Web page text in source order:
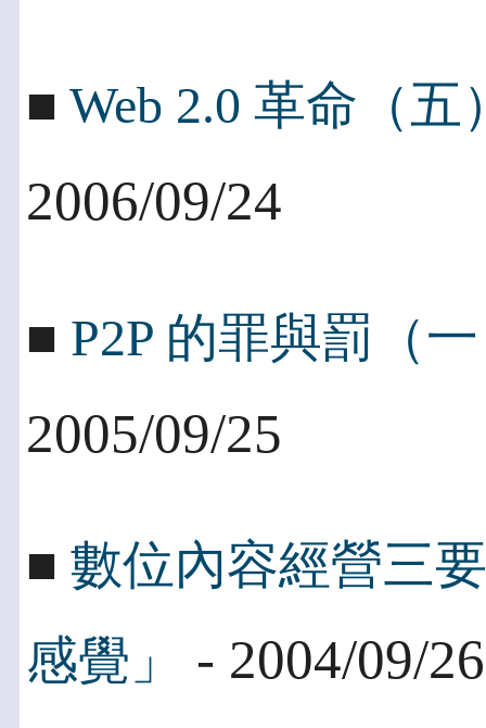
■ Web 2.0 革命（五
2006/09/24
■ P2P 的罪與罰（
2005/09/25
■ 數位內容經營三
感覺」
- 2004/09/26